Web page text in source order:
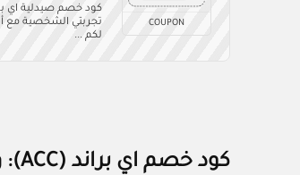
COUPON
لكم ...
كود خصم اي براند (ACC): وفّر 5% على مشترياتك من صيدلية ibrand السعودية 2026